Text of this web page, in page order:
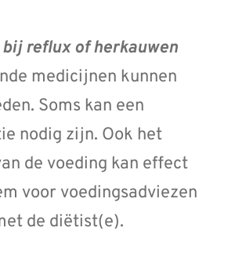
bij reflux of herkauwen
medicijnen kunnen
Soms kan een
nodig zijn. Ook het
de voeding kan effect
voor voedingsadviezen
de diëtist(e).